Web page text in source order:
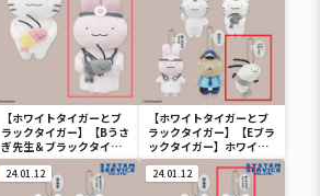
【ホワイトタイガーとブ
ラックタイガー】【Bうさ
ぎ先生＆ブラックタイガ
ー】ホワイトタイガーと
ブラックタイガー ぬいぐ
【ホワイトタイガーとブ
ラックタイガー】【Eブラ
ックタイガー】ホワイト
タイガーとブラックタイ
ガー セリフ付きぬいぐる
24.01.12 24.01.12